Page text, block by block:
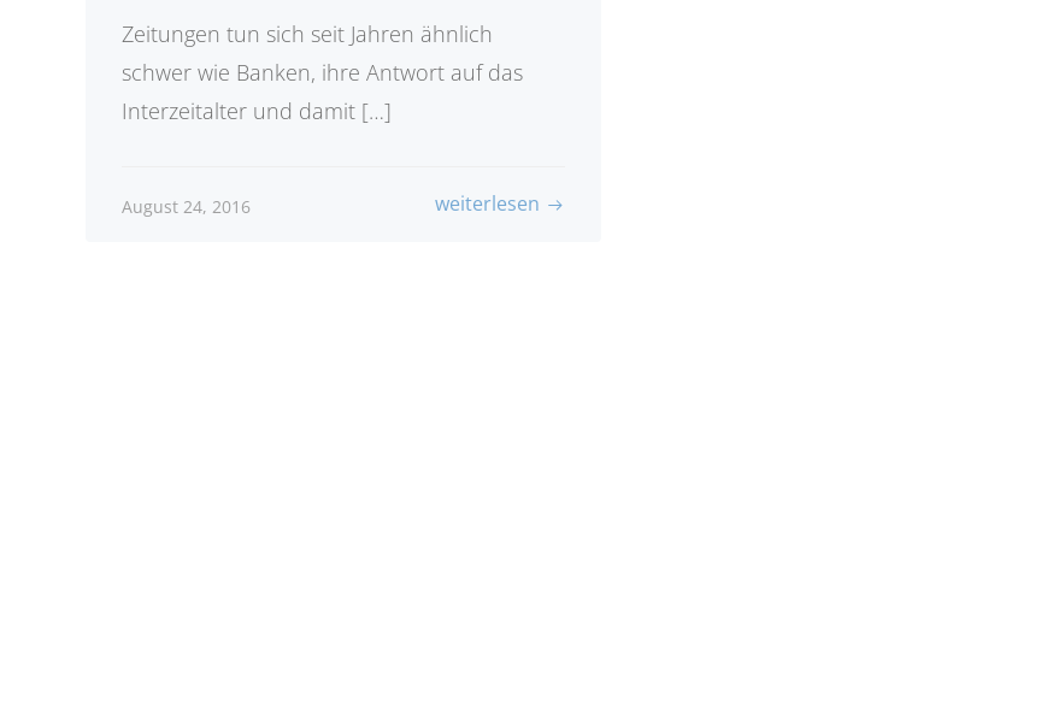
Zeitungen tun sich seit Jahren ähnlich
schwer wie Banken, ihre Antwort auf das
Interzeitalter und damit […]
August 24, 2016 weiterlesen